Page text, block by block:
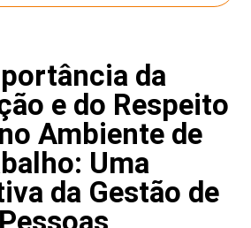
da
e do Respeito
Ambiente de
Uma
da Gestão de